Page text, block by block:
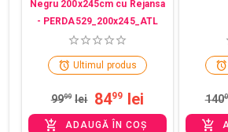
Negru 200x245cm cu Rejansa
- PERDA529_200x245_ATL
Ultimul produs
9999 lei 8499 lei
ADAUGĂ ÎN COȘ
140